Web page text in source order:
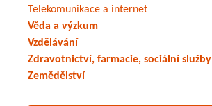
Telekomunikace a internet
Věda a výzkum
Vzdělávání
Zdravotnictví, farmacie, sociální služby
Zemědělství